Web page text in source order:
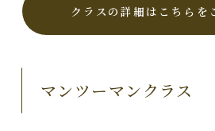
クラスの詳細はこちらを
マンツーマンクラス